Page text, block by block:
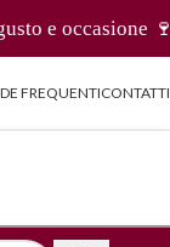
🍷✨
FREQUENTICONTATTI